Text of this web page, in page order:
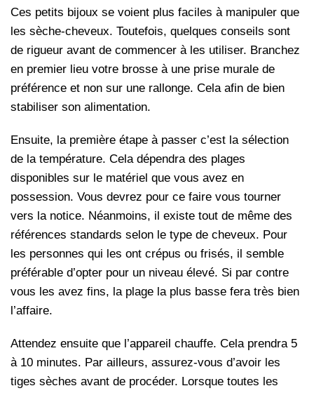
Ces petits bijoux se voient plus faciles à manipuler que
les sèche-cheveux. Toutefois, quelques conseils sont
de rigueur avant de commencer à les utiliser. Branchez
en premier lieu votre brosse à une prise murale de
préférence et non sur une rallonge. Cela afin de bien
stabiliser son alimentation.
Ensuite, la première étape à passer c’est la sélection
de la température. Cela dépendra des plages
disponibles sur le matériel que vous avez en
possession. Vous devrez pour ce faire vous tourner
vers la notice. Néanmoins, il existe tout de même des
références standards selon le type de cheveux. Pour
les personnes qui les ont crépus ou frisés, il semble
préférable d’opter pour un niveau élevé. Si par contre
vous les avez fins, la plage la plus basse fera très bien
l’affaire.
Attendez ensuite que l’appareil chauffe. Cela prendra 5
à 10 minutes. Par ailleurs, assurez-vous d’avoir les
tiges sèches avant de procéder. Lorsque toutes les